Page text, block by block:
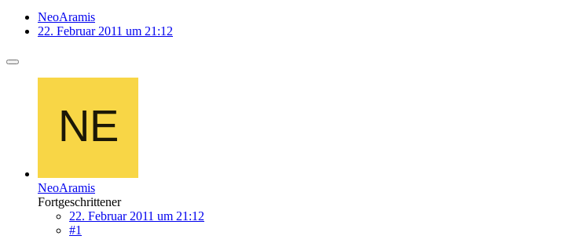
NeoAramis
22. Februar 2011 um 21:12
NeoAramis
Fortgeschrittener
22. Februar 2011 um 21:12
#1